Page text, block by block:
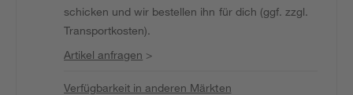
schicken und wir bestellen ihn für dich (ggf. zzgl.
Transportkosten).
Artikel anfragen >
Verfügbarkeit in anderen Märkten